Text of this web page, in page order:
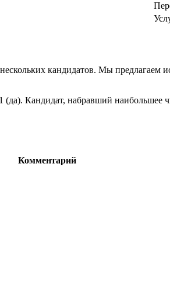
кандидатов. Мы
Кандидат, набравший наибольшее
Комментарий